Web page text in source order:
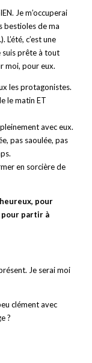
Je m’occuperai
bestioles de ma
c’est une
suis prête à tout
moi, pour eux.
les protagonistes.
le matin ET
avec eux.
pas saoulée, pas
en sorcière de
pour
partir à
Je serai moi
clément avec
?